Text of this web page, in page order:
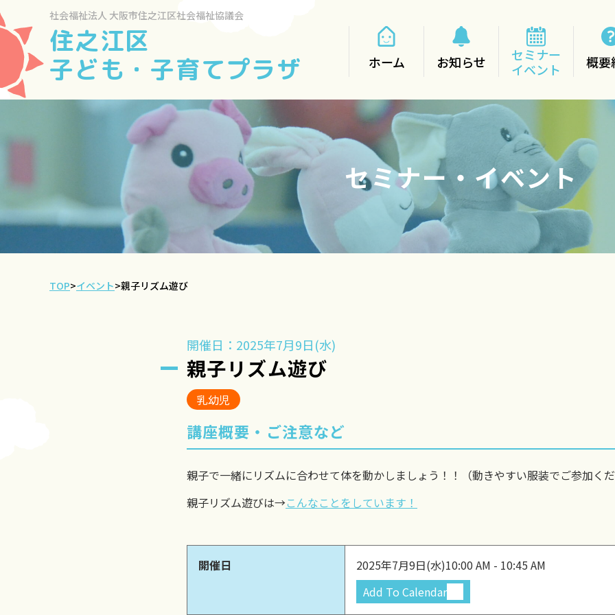
社会福祉法人 大阪市住之江区社会福祉協議会
住之江区
子ども・子育てプラザ
ホーム お知らせ
セミナー
イベント
概要
セミナー・イベント
TOP>イベント>親子リズム遊び
開催日：2025年7月9日(水)
親子リズム遊び
乳幼児
講座概要・ご注意など
親子で一緒にリズムに合わせて体を動かしましょう！！（動きやすい服装でご参加く
親子リズム遊びは→こんなことをしています！
開催日 2025年7月9日(水)10:00 AM - 10:45 AM
Add To Calendar